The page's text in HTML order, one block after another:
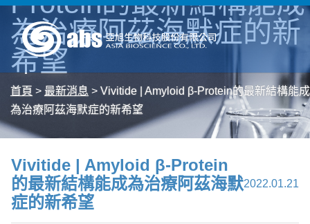
為治療阿茲海默症的新
希望
首頁 > 最新消息 > Vivitide | Amyloid β-Protein的最新結構能成
為治療阿茲海默症的新希望
Vivitide | Amyloid β-Protein
的最新結構能成為治療阿茲海默
症的新希望
2022.01.21